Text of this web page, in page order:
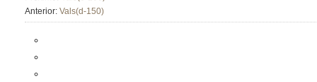
Anterior: Vals(d-150)